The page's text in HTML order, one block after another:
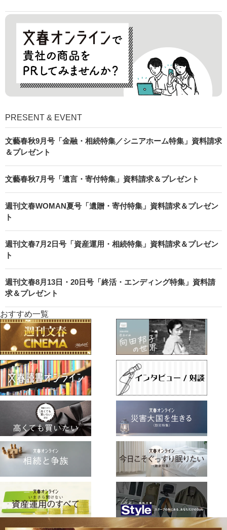
PRESENT & EVENT
文藝春秋9月号「金融・相続特集／シニアホーム特集」資料請求
＆プレゼント
文藝春秋7月号「遺言・寄付特集」資料請求＆プレゼント
週刊文春WOMAN夏号「遺贈・寄付特集」資料請求＆プレゼン
ト
週刊文春7月2日号「資産運用・相続特集」資料請求＆プレゼン
ト
週刊文春8月13日・20日号「終活・エンディング特集」資料請
求＆プレゼント
おすすめ一覧